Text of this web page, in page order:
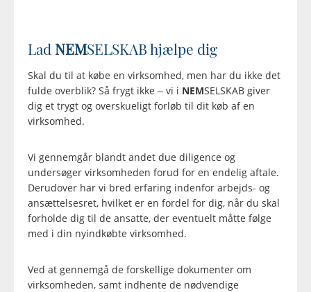
Lad NEMSELSKAB hjælpe dig
Skal du til at købe en virksomhed, men har du ikke det
fulde overblik? Så frygt ikke – vi i NEMSELSKAB giver
dig et trygt og overskueligt forløb til dit køb af en
virksomhed.
Vi gennemgår blandt andet due diligence og
undersøger virksomheden forud for en endelig aftale.
Derudover har vi bred erfaring indenfor arbejds- og
ansættelsesret, hvilket er en fordel for dig, når du skal
forholde dig til de ansatte, der eventuelt måtte følge
med i din nyindkøbte virksomhed.
Ved at gennemgå de forskellige dokumenter om
virksomheden, samt indhente de nødvendige